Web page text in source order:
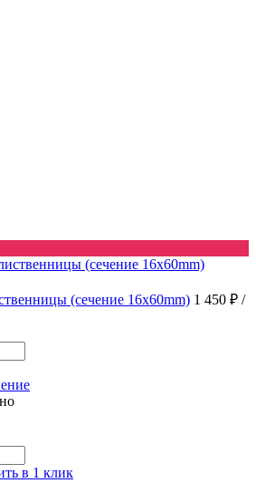
(сечение 16х60mm) 1 450 ₽ /
в 1 клик